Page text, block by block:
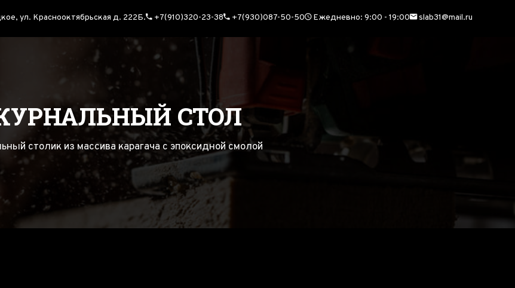
ул. Краснооктябрьская д. 222Б. +7(910)320-23-38 +7(930)087-50-50 Ежедневно: 9:00 - 19:00 slab31@mail.ru
доски
из массива
МЫ В СОЦ. СЕТЯХ
СТОЛ
столик из массива карагача с эпоксидной смолой